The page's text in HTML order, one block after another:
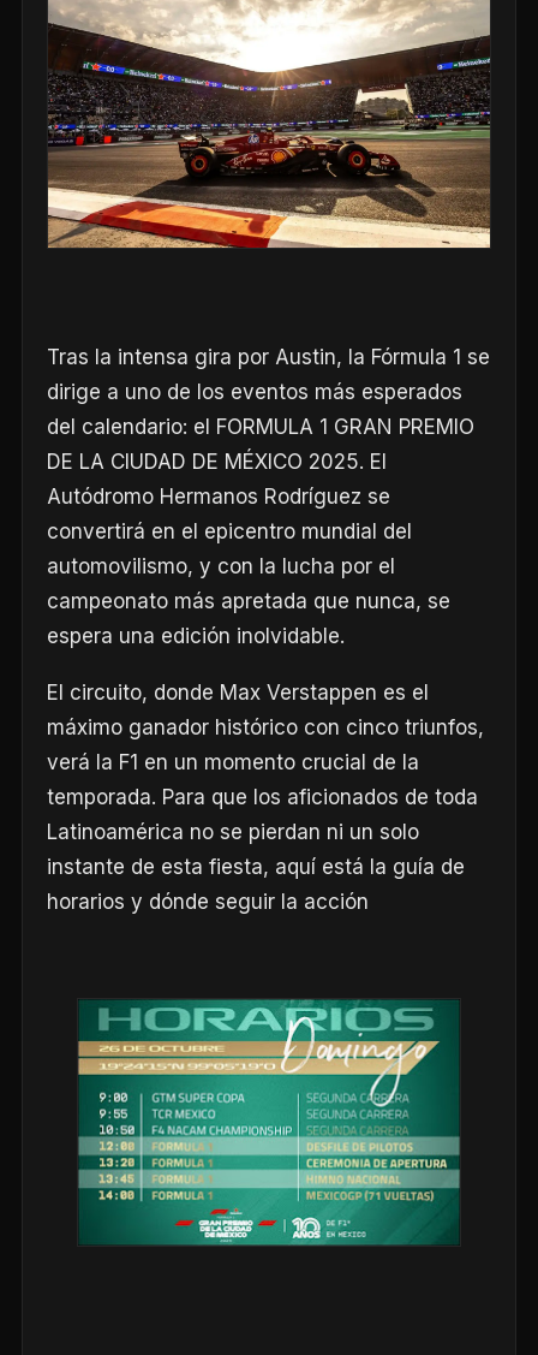
Tras la intensa gira por Austin, la Fórmula 1 se
dirige a uno de los eventos más esperados
del calendario: el FORMULA 1 GRAN PREMIO
DE LA CIUDAD DE MÉXICO 2025. El
Autódromo Hermanos Rodríguez se
convertirá en el epicentro mundial del
automovilismo, y con la lucha por el
campeonato más apretada que nunca, se
espera una edición inolvidable.
El circuito, donde Max Verstappen es el
máximo ganador histórico con cinco triunfos,
verá la F1 en un momento crucial de la
temporada. Para que los aficionados de toda
Latinoamérica no se pierdan ni un solo
instante de esta fiesta, aquí está la guía de
horarios y dónde seguir la acción